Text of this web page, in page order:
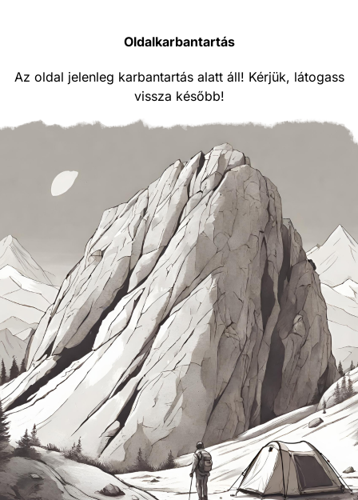
Oldalkarbantartás
Az oldal jelenleg karbantartás alatt áll! Kérjük, látogass
vissza később!